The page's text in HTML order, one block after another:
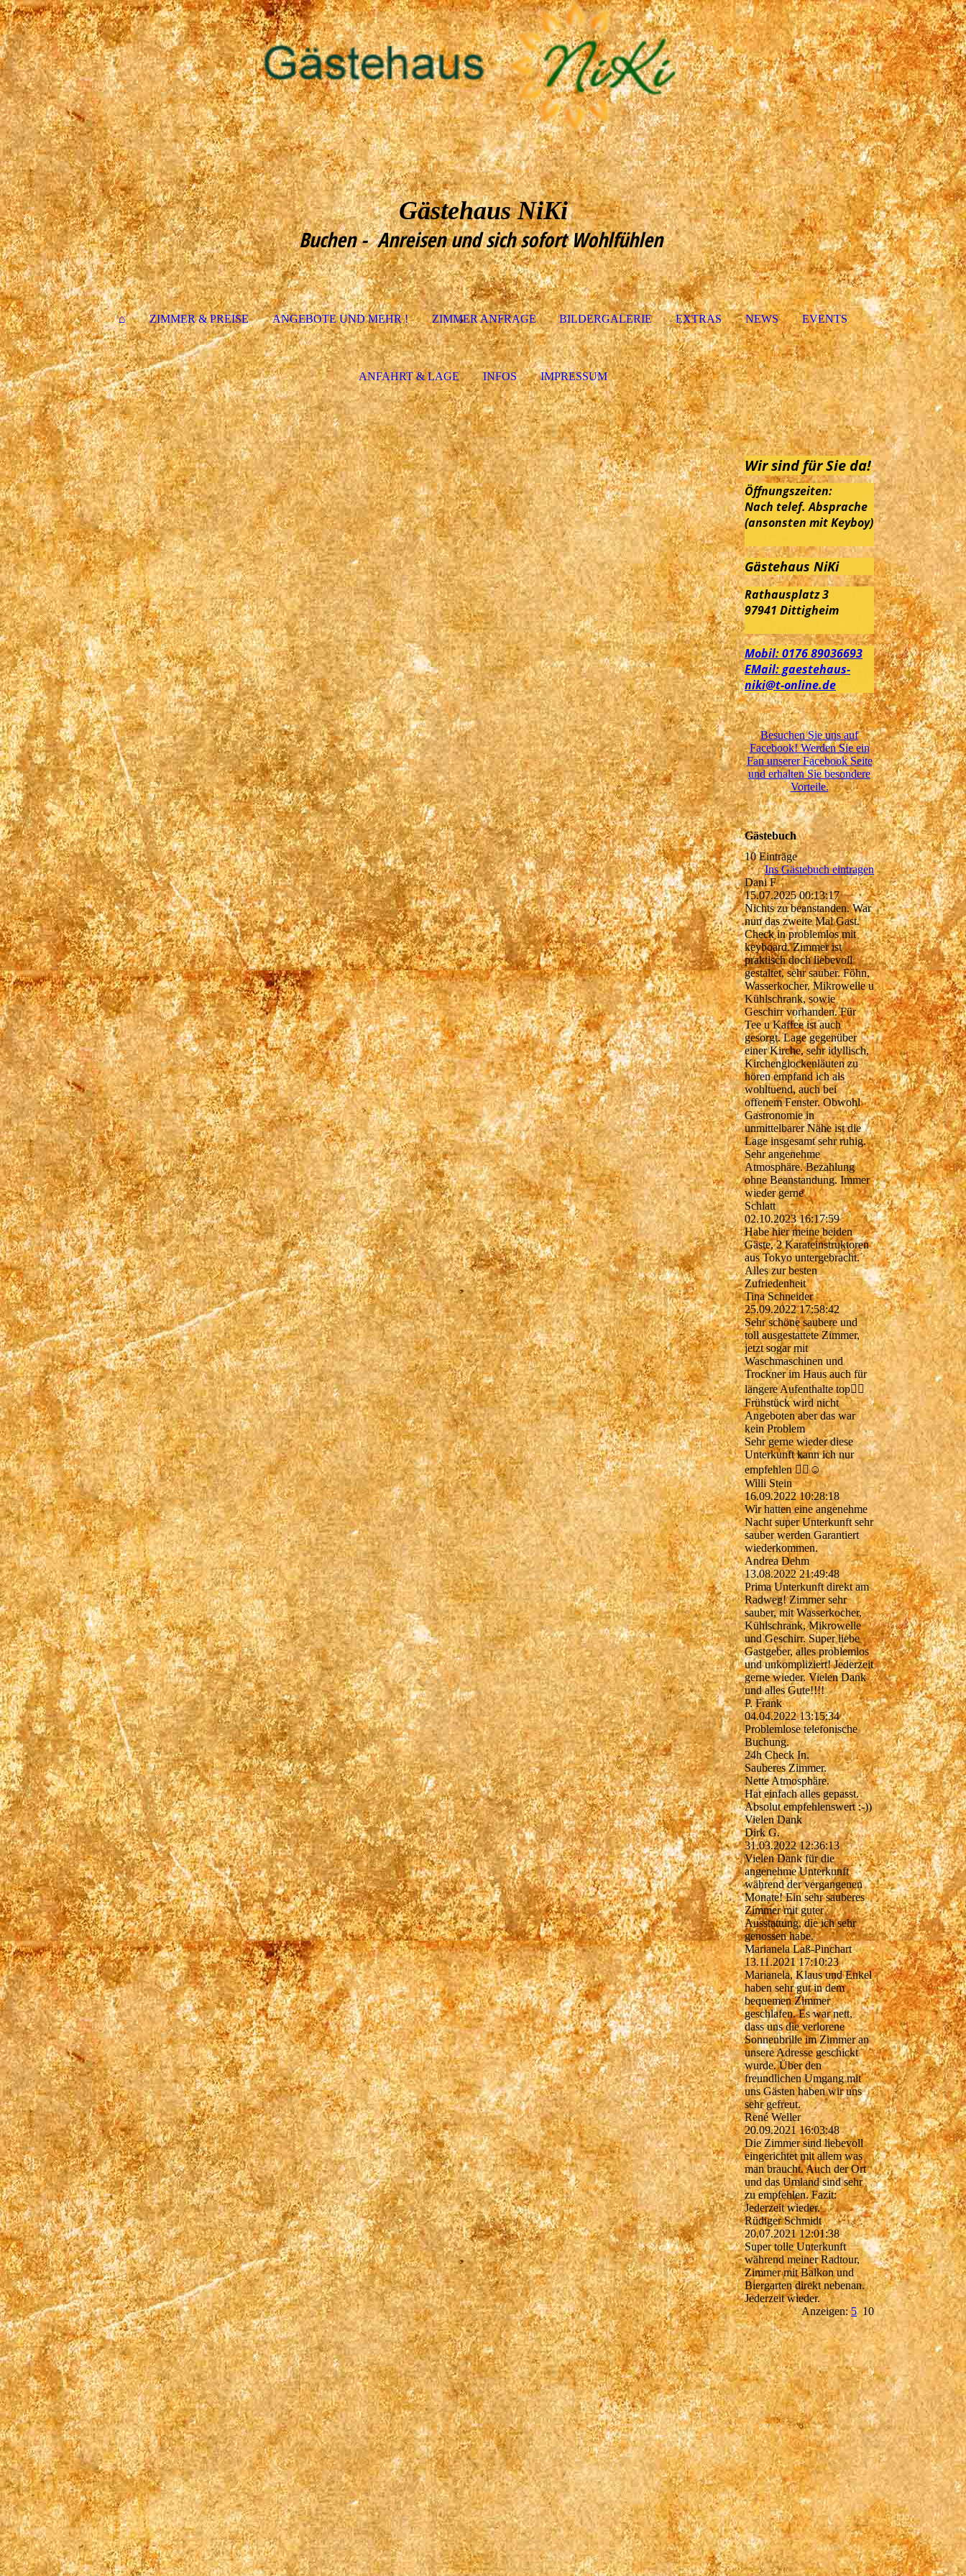
Gästehaus NiKi
Buchen - Anreisen und sich sofort Wohlfühlen
⌂ ZIMMER & PREISE ANGEBOTE UND MEHR ! ZIMMER ANFRAGE BILDERGALERIE EXTRAS NEWS EVENTS
ANFAHRT & LAGE INFOS IMPRESSUM
Gästehaus front
Gästehaus treppe
Gästehaus Balkon front
Wir sind für Sie da!
Öffnungszeiten:
Nach telef. Absprache
(ansonsten mit Keyboy)
Gästehaus NiKi
Rathausplatz 3
97941 Dittigheim
Mobil: 0176 89036693
EMail: gaestehaus-
niki@t-online.de
Besuchen Sie uns auf
Facebook! Werden Sie ein
Fan unserer Facebook Seite
und erhalten Sie besondere
Vorteile.
Gästebuch
10 Einträge
Ins Gästebuch eintragen
Dani F
15.07.2025 00:13:17
Nichts zu beanstanden. War
nun das zweite Mal Gast.
Check in problemlos mit
keyboard. Zimmer ist
praktisch doch liebevoll
gestaltet, sehr sauber. Föhn,
Wasserkocher, Mikrowelle u
Kühlschrank, sowie
Geschirr vorhanden. Für
Tee u Kaffee ist auch
gesorgt. Lage gegenüber
einer Kirche, sehr idyllisch,
Kirchenglockenläuten zu
hören empfand ich als
wohltuend, auch bei
offenem Fenster. Obwohl
Gastronomie in
unmittelbarer Nähe ist die
Lage insgesamt sehr ruhig.
Sehr angenehme
Atmosphäre. Bezahlung
ohne Beanstandung. Immer
wieder gerne
Schlatt
02.10.2023 16:17:59
Habe hier meine beiden
Gäste, 2 Karateinstruktoren
aus Tokyo untergebracht.
Alles zur besten
Zufriedenheit
Tina Schneider
25.09.2022 17:58:42
Sehr schöne saubere und
toll ausgestattete Zimmer,
jetzt sogar mit
Waschmaschinen und
Trockner im Haus auch für
längere Aufenthalte top👍🏻
Frühstück wird nicht
Angeboten aber das war
kein Problem
Sehr gerne wieder diese
Unterkunft kann ich nur
empfehlen 👍🏻☺️
Willi Stein
16.09.2022 10:28:18
Wir hatten eine angenehme
Nacht super Unterkunft sehr
sauber werden Garantiert
wiederkommen.
Andrea Dehm
13.08.2022 21:49:48
Prima Unterkunft direkt am
Radweg! Zimmer sehr
sauber, mit Wasserkocher,
Kühlschrank, Mikrowelle
und Geschirr. Super liebe
Gastgeber, alles problemlos
und unkompliziert! Jederzeit
gerne wieder. Vielen Dank
und alles Gute!!!!
P. Frank
04.04.2022 13:15:34
Problemlose telefonische
Buchung.
24h Check In.
Sauberes Zimmer.
Nette Atmosphäre.
Hat einfach alles gepasst.
Absolut empfehlenswert :-))
Vielen Dank
Dirk G.
31.03.2022 12:36:13
Vielen Dank für die
angenehme Unterkunft
während der vergangenen
Monate! Ein sehr sauberes
Zimmer mit guter
Ausstattung, die ich sehr
genossen habe.
Marianela Laß-Pinchart
13.11.2021 17:10:23
Marianela, Klaus und Enkel
haben sehr gut in dem
bequemen Zimmer
geschlafen. Es war nett,
dass uns die verlorene
Sonnenbrille im Zimmer an
unsere Adresse geschickt
wurde. Über den
freundlichen Umgang mit
uns Gästen haben wir uns
sehr gefreut.
René Weller
20.09.2021 16:03:48
Die Zimmer sind liebevoll
eingerichtet mit allem was
man braucht. Auch der Ort
und das Umland sind sehr
zu empfehlen. Fazit:
Jederzeit wieder.
Rüdiger Schmidt
20.07.2021 12:01:38
Super tolle Unterkunft
während meiner Radtour,
Zimmer mit Balkon und
Biergarten direkt nebenan.
Jederzeit wieder.
Anzeigen:510